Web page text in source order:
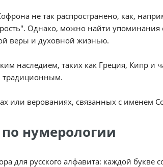
не так распространено, как,
Однако, можно найти
веры и духовной жизнью.
наследием, таких как Греция, Кипр и
традиционным.
или верованиях, связанных с именем
нумерологии
для русского алфавита: каждой букве